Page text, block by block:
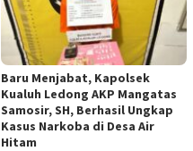
Baru Menjabat, Kapolsek
Kualuh Ledong AKP Mangatas
Samosir, SH, Berhasil Ungkap
Kasus Narkoba di Desa Air
Hitam